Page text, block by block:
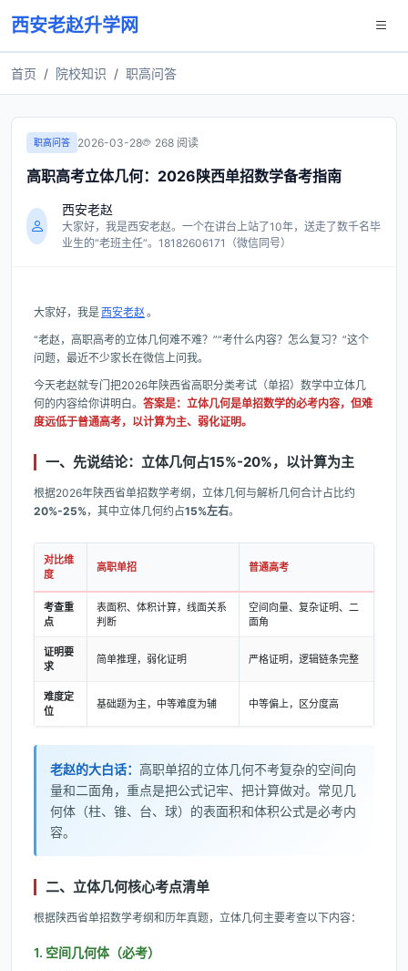
西安老赵升学网
首页 院校知识 职高问答
职高问答 2026-03-28 268 阅读
高职高考立体几何：2026陕西单招数学备考指南
西安老赵
大家好，我是西安老赵。一个在讲台上站了10年，送走了数千名毕
业生的“老班主任”。18182606171（微信同号）
大家好，我是西安老赵 。
“老赵，高职高考的立体几何难不难？”“考什么内容？怎么复习？”这个
问题，最近不少家长在微信上问我。
今天老赵就专门把2026年陕西省高职分类考试（单招）数学中立体几
何的内容给你讲明白。 答案是：立体几何是单招数学的必考内容，但难
度远低于普通高考，以计算为主、弱化证明。
一、先说结论：立体几何占15%-20%，以计算为主
根据2026年陕西省单招数学考纲，立体几何与解析几何合计占比约
20%-25%，其中立体几何约占15%左右。
对比维
度
高职单招 普通高考
考查重
点
表面积、体积计算，线面关系
判断
空间向量、复杂证明、二
面角
证明要
求
简单推理，弱化证明 严格证明，逻辑链条完整
难度定
位
基础题为主，中等难度为辅 中等偏上，区分度高
老赵的大白话： 高职单招的立体几何不考复杂的空间向
量和二面角，重点是把公式记牢、把计算做对。常见几
何体（柱、锥、台、球）的表面积和体积公式是必考内
容。
二、立体几何核心考点清单
根据陕西省单招数学考纲和历年真题，立体几何主要考查以下内容：
1. 空间几何体（必考）